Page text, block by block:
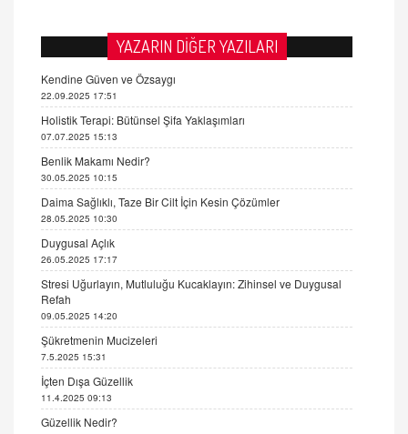
YAZARIN DİĞER YAZILARI
Kendine Güven ve Özsaygı
22.09.2025 17:51
Holistik Terapi: Bütünsel Şifa Yaklaşımları
07.07.2025 15:13
Benlik Makamı Nedir?
30.05.2025 10:15
Daima Sağlıklı, Taze Bir Cilt İçin Kesin Çözümler
28.05.2025 10:30
Duygusal Açlık
26.05.2025 17:17
Stresi Uğurlayın, Mutluluğu Kucaklayın: Zihinsel ve Duygusal
Refah
09.05.2025 14:20
Şükretmenin Mucizeleri
7.5.2025 15:31
İçten Dışa Güzellik
11.4.2025 09:13
Güzellik Nedir?